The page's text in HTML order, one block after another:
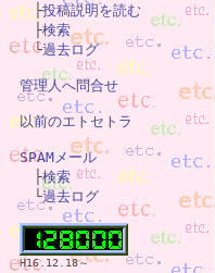
├投稿説明を読む
├検索
└過去ログ
管理人へ問合せ
以前のエトセトラ
SPAMメール
├検索
└過去ログ
H16.12.18～